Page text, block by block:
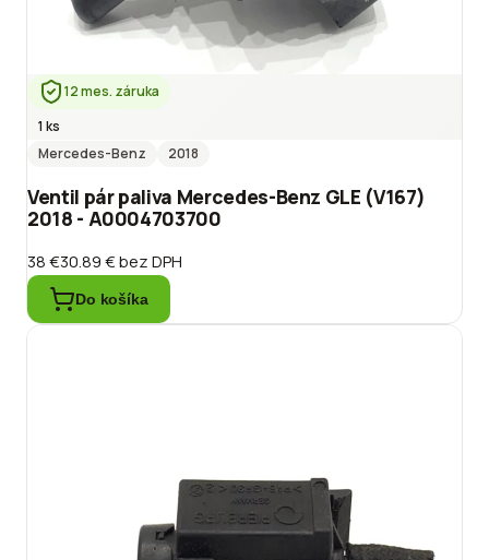
12 mes. záruka
1 ks
Mercedes-Benz
2018
Ventil pár paliva Mercedes-Benz GLE (V167)
2018 - A0004703700
38 €30.89 €bez DPH
Do košíka